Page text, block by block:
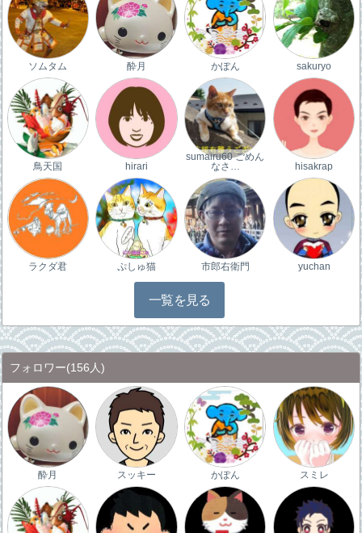
ソムタム 酔月 かぽん sakuryo
鳥天国 hirari
sumairu60 ごめん
なさ…
hisakrap
ラクダ君 ぷしゅ猫 市郎右衛門 yuchan
一覧を見る
フォロワー(156人)
酔月 スッキー かぽん スミレ